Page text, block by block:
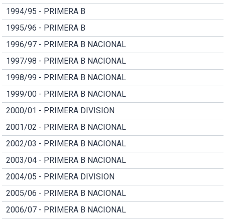
1994/95 - PRIMERA B
1995/96 - PRIMERA B
1996/97 - PRIMERA B NACIONAL
1997/98 - PRIMERA B NACIONAL
1998/99 - PRIMERA B NACIONAL
1999/00 - PRIMERA B NACIONAL
2000/01 - PRIMERA DIVISION
2001/02 - PRIMERA B NACIONAL
2002/03 - PRIMERA B NACIONAL
2003/04 - PRIMERA B NACIONAL
2004/05 - PRIMERA DIVISION
2005/06 - PRIMERA B NACIONAL
2006/07 - PRIMERA B NACIONAL